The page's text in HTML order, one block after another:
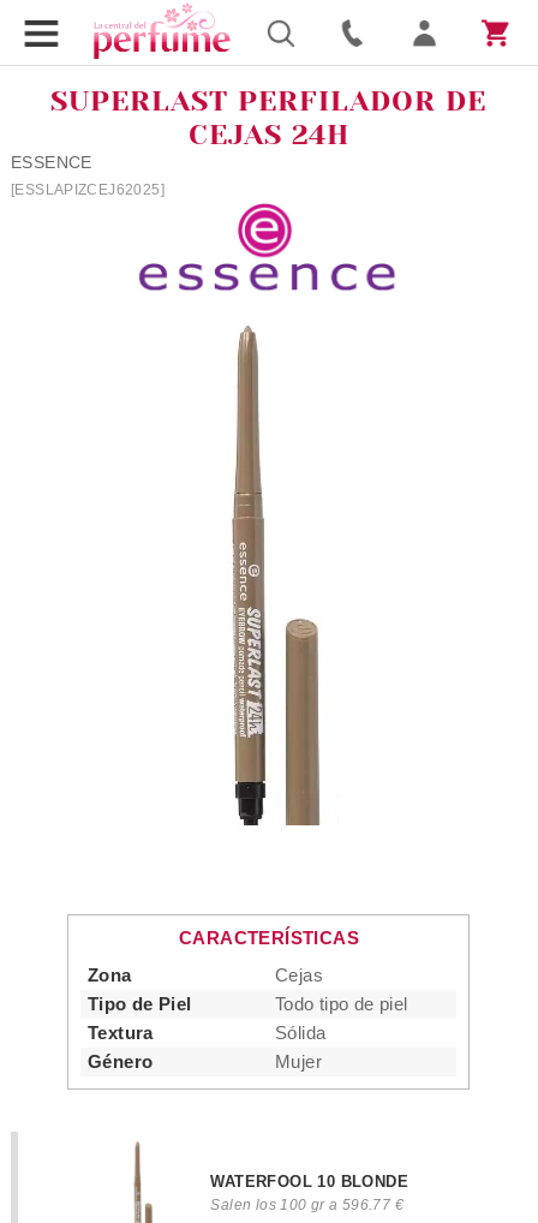
SUPERLAST PERFILADOR DE
CEJAS 24H
ESSENCE
[ESSLAPIZCEJ62025]
CARACTERÍSTICAS
Zona
Cejas
Tipo de Piel
Todo tipo de piel
Textura
Sólida
Género
Mujer
WATERFOOL 10 BLONDE
Salen los 100 gr a 596.77 €